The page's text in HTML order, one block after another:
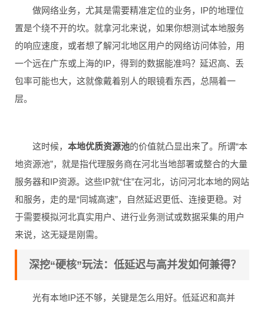
做网络业务，尤其是需要精准定位的业务，IP的地理位
置是个绕不开的坎。就拿河北来说，如果你想测试本地服务
的响应速度，或者想了解河北地区用户的网络访问体验，用
一个远在广东或上海的IP，得到的数据能准吗？延迟高、丢
包率可能也大，这就像戴着别人的眼镜看东西，总隔着一
层。
这时候， 本地优质资源池的价值就凸显出来了。所谓“本
地资源池”，就是指代理服务商在河北当地部署或整合的大量
服务器和IP资源。这些IP就“住”在河北，访问河北本地的网站
和服务，走的是“同城高速”，自然延迟更低、连接更稳。对
于需要模拟河北真实用户、进行业务测试或数据采集的用户
来说，这无疑是刚需。
深挖“硬核”玩法：低延迟与高并发如何兼得？
光有本地IP还不够，关键是怎么用好。低延迟和高并